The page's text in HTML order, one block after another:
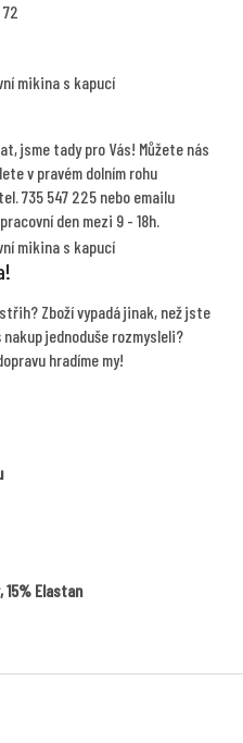
72
jsme tady pro Vás! Můžete nás
v pravém dolním rohu
735 547 225 nebo emailu
den mezi 9 - 18h.
Zboží vypadá jinak, než jste
jednoduše rozmysleli?
hradíme my!
15% Elastan